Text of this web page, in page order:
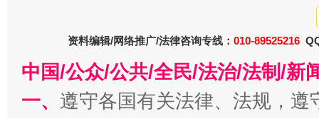
资料编辑/网络推广/法律咨询专线： 010-89525216
中国/公众/公共/全民/法治/法制/新
一、 遵守各国有关法律、法规，